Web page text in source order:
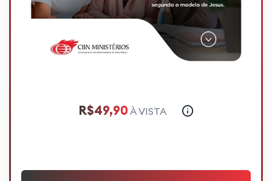
R$49,90 À VISTA